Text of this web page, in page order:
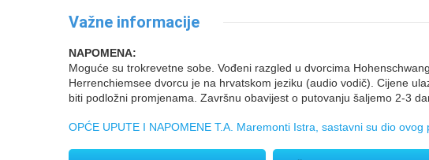
Važne informacije
NAPOMENA:
Moguće su trokrevetne sobe. Vođeni razgled u dvorcima
Herrenchiemsee dvorcu je na hrvatskom jeziku (audio vodič). Cijene
biti podložni promjenama. Završnu obavijest o putovanju šaljemo 2-3
OPĆE UPUTE I NAPOMENE T.A. Maremonti Istra, sastavni su dio ovog